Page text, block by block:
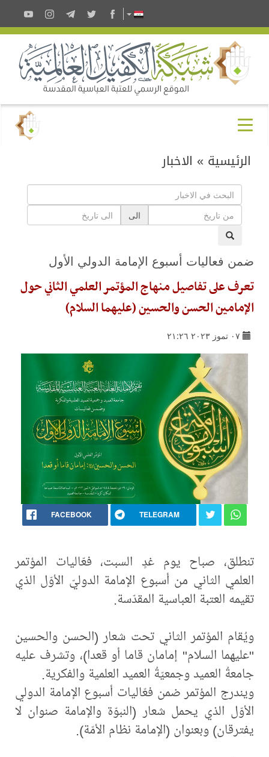
الرئيسية » الاخبار
الى
ضمن فعاليات أسبوع الإمامة الدولي الأول
تعرف على تفاصيل منهاج المؤتمر العلمي الثاني حول
الإمامين الحسن والحسين (عليهما السلام)
٠٧ تموز ٢٠٢٣ ٢١:٢٦
FACEBOOK TELEGRAM
تنطلق، صباح يوم غدٍ السبت، فعّاليات المؤتمر
العلمي الثاني من أسبوع الإمامة الدوليّ الأوّل الذي
تقيمه العتبة العباسية المقدّسة.
ويُقام المؤتمر الثاني تحت شعار (الحسن والحسين
"عليهما السلام" إمامان قاما أو قعدا)، وتشرف عليه
جامعةُ العميد وجمعيّةُ العميد العلمية والفكرية.
ويندرج المؤتمر ضمن فعّاليات أسبوع الإمامة الدولي
الأوّل الذي يحمل شعار (النبوّة والإمامة صنوان لا
يفترقان) وبعنوان (الإمامة نظام الأمّة).